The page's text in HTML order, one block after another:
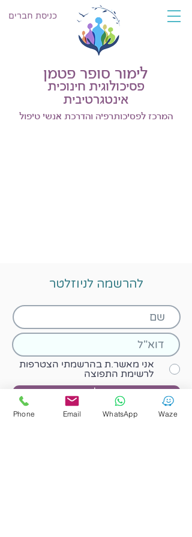
לימור סופר פטמן
פסיכולוגית חינוכית
אינטגרטיבית
המרכז לפסיכותרפיה והדרכת אנשי טיפול
כניסת חברים
להרשמה לניוזלטר
אני מאשר.ת בהרשמתי הצטרפות
לרשימת התפוצה
שלח
Phone Email WhatsApp Waze